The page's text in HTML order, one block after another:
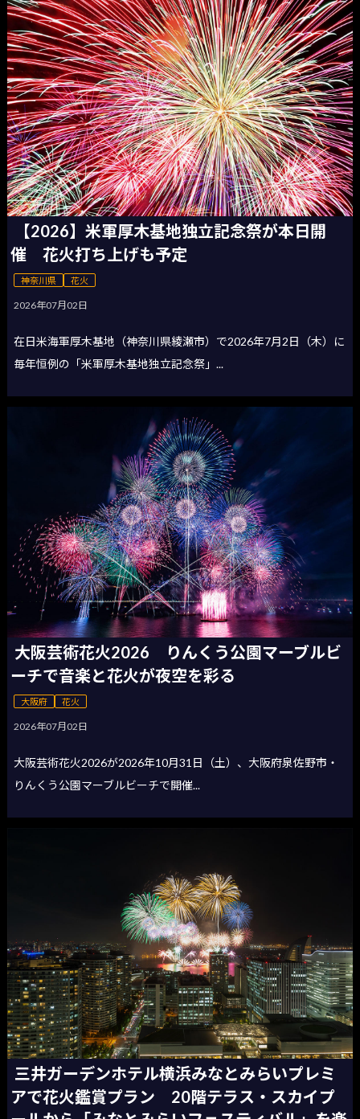
【2026】米軍厚木基地独立記念祭が本日開
催 花火打ち上げも予定
神奈川県 花火
2026年07月02日
在日米海軍厚木基地（神奈川県綾瀬市）で2026年7月2日（木）に
毎年恒例の「米軍厚木基地独立記念祭」...
大阪芸術花火2026 りんくう公園マーブルビ
ーチで音楽と花火が夜空を彩る
大阪府 花火
2026年07月02日
大阪芸術花火2026が2026年10月31日（土）、大阪府泉佐野市・
りんくう公園マーブルビーチで開催...
三井ガーデンホテル横浜みなとみらいプレミ
アで花火鑑賞プラン 20階テラス・スカイプ